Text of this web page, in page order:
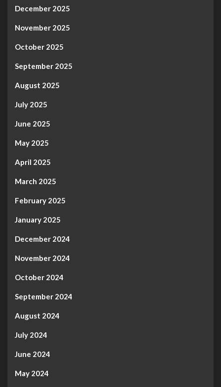
December 2025
November 2025
October 2025
September 2025
August 2025
July 2025
June 2025
May 2025
April 2025
March 2025
February 2025
January 2025
December 2024
November 2024
October 2024
September 2024
August 2024
July 2024
June 2024
May 2024